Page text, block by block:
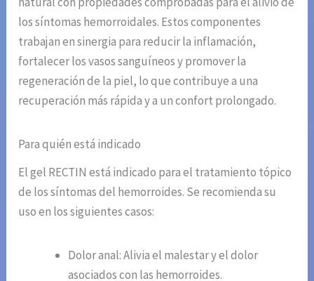
los síntomas hemorroidales. Estos componentes
trabajan en sinergia para reducir la inflamación,
fortalecer los vasos sanguíneos y promover la
regeneración de la piel, lo que contribuye a una
recuperación más rápida y a un confort prolongado.
Para quién está indicado
El gel RECTIN está indicado para el tratamiento tópico
de los síntomas del hemorroides. Se recomienda su
uso en los siguientes casos:
Dolor anal: Alivia el malestar y el dolor
asociados con las hemorroides.